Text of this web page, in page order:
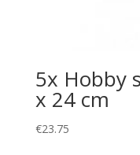
5x Hobby
x 24 cm
€23.75